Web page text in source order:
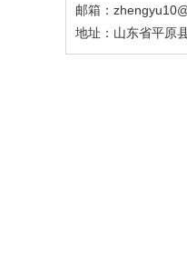
邮箱：
地址：山东省平原